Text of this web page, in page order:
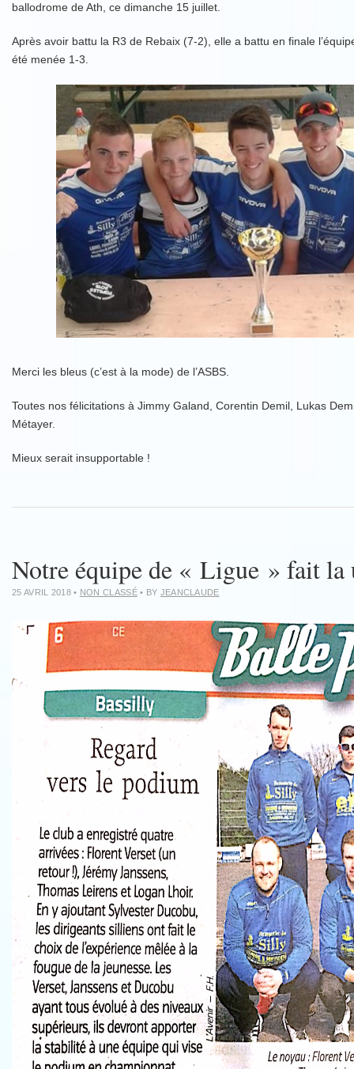
ballodrome de Ath, ce dimanche 15 juillet.
Après avoir battu la R3 de Rebaix (7-2), elle a battu en finale
été menée 1-3.
Merci les bleus (c’est à la mode) de l’ASBS.
Toutes nos félicitations à Jimmy Galand, Corentin Demil, Lukas
Métayer.
Mieux serait insupportable !
Notre équipe de « Ligue » fait
25 AVRIL 2018• NON CLASSÉ• BY JEANCLAUDE